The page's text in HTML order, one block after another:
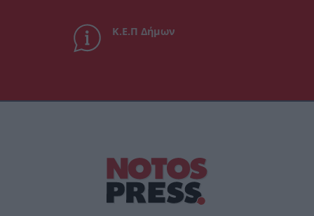
Κ.Ε.Π Δήμων